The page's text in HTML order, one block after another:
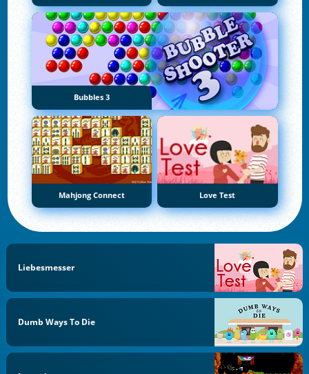
Bubbles 3
Mahjong Connect Love Test
Liebesmesser
Dumb Ways To Die